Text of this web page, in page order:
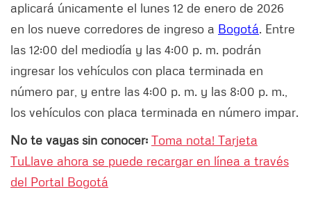
aplicará únicamente el lunes 12 de enero de 2026
en los nueve corredores de ingreso a Bogotá. Entre
las 12:00 del mediodía y las 4:00 p. m. podrán
ingresar los vehículos con placa terminada en
número par, y entre las 4:00 p. m. y las 8:00 p. m.,
los vehículos con placa terminada en número impar.
No te vayas sin conocer: Toma nota! Tarjeta
TuLlave ahora se puede recargar en línea a través
del Portal Bogotá